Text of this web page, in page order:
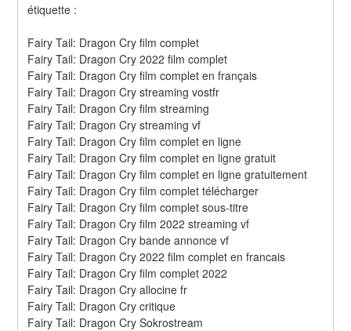
étiquette :
Fairy Tail: Dragon Cry film complet
Fairy Tail: Dragon Cry 2022 film complet
Fairy Tail: Dragon Cry film complet en français
Fairy Tail: Dragon Cry streaming vostfr
Fairy Tail: Dragon Cry film streaming
Fairy Tail: Dragon Cry streaming vf
Fairy Tail: Dragon Cry film complet en ligne
Fairy Tail: Dragon Cry film complet en ligne gratuit
Fairy Tail: Dragon Cry film complet en ligne gratuitement
Fairy Tail: Dragon Cry film complet télécharger
Fairy Tail: Dragon Cry film complet sous-titre
Fairy Tail: Dragon Cry film 2022 streaming vf
Fairy Tail: Dragon Cry bande annonce vf
Fairy Tail: Dragon Cry 2022 film complet en francais
Fairy Tail: Dragon Cry film complet 2022
Fairy Tail: Dragon Cry allocine fr
Fairy Tail: Dragon Cry critique
Fairy Tail: Dragon Cry Sokrostream